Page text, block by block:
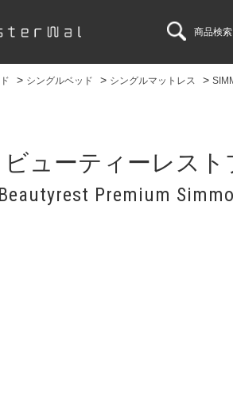
商品検索
> シングルベッド > シングルマットレス >
ューティーレス
Premium